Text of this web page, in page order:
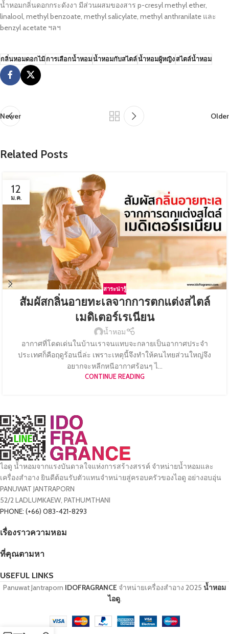
น้ำหอมกลิ่นดอกกระดังงา มีส่วนผสมของสาร p-cresyl methyl ether,
linalool, methyl benzoate, methyl salicylate, methyl anthranilate และ
benzyl acetate ฯลฯ
กลิ่นหอมดอกไม้การเลือกน้ำหอมน้ำหอมกับสไตล์น้ำหอมผู้หญิงสไตล์น้ำหอม
Newer Older
Related Posts
12
ม.ค.
สาระน่ารู้
สัมผัสกลิ่นอายทะเลจากการตกแต่งสไตล์
เมดิเตอร์เรเนียน
น้ำหอม
อากาศที่โดดเด่นในบ้านเราจนแทบจะกลายเป็นอากาศประจำ
ประเทศก็คือฤดูร้อนนี่ล่ะ เพราะเหตุนี้จึงทำให้คนไทยส่วนใหญ่จึง
อยากจะหลีกหนีอากาศร้อนๆ ไ...
CONTINUE READING
ไอดู น้ำหอมจากแรงบันดาลใจแห่งการสร้างสรรค์ จำหน่ายน้ำหอมและ
เครื่องสำอาง ยินดีต้อนรับตัวแทนจำหน่ายสู่ครอบครัวของไอดู อย่างอบอุ่น
PANUWAT JANTRAPORN
52/2 LADLUMKAEW, PATHUMTHANI
PHONE: (+66) 083-421-8293
เรื่องราวความหอม
ที่คุณตามหา
USEFUL LINKS
Panuwat Jantraporn IDOFRAGRANCE จำหน่ายเครื่องสำอาง 2025 น้ำหอม
ไอดู.